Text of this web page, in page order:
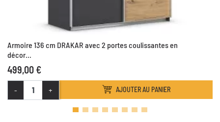
Armoire 136 cm DRAKAR avec 2 portes coulissantes en
décor...
499,00 €
- + AJOUTER AU PANIER